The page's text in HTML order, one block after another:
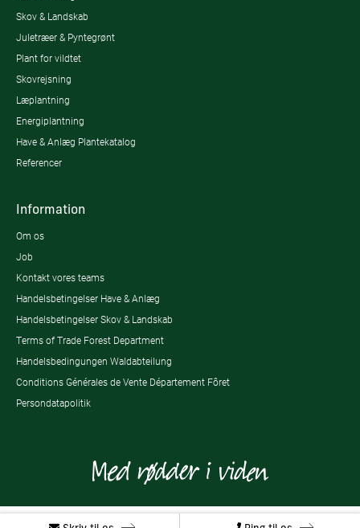
Skov & Landskab
Juletræer & Pyntegrønt
Plant for vildtet
Skovrejsning
Læplantning
Energiplantning
Have & Anlæg Plantekatalog
Referencer
Information
Om os
Job
Kontakt vores teams
Handelsbetingelser Have & Anlæg
Handelsbetingelser Skov & Landskab
Terms of Trade Forest Department
Handelsbedingungen Waldabteilung
Conditions Générales de Vente Département Fôret
Persondatapolitik